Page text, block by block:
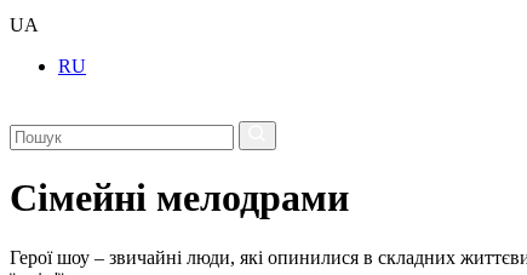
UA
RU
Сімейні мелодрами
Герої шоу – звичайні люди, які опинилися в складних